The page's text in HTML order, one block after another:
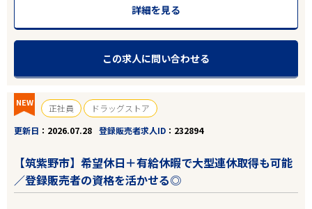
詳細を見る
この求人に問い合わせる
NEW 正社員
ドラッグストア
更新日
2026.07.28 登録販売者求人ID 232894
【筑紫野市】希望休日＋有給休暇で大型連休取得も可能
／登録販売者の資格を活かせる◎